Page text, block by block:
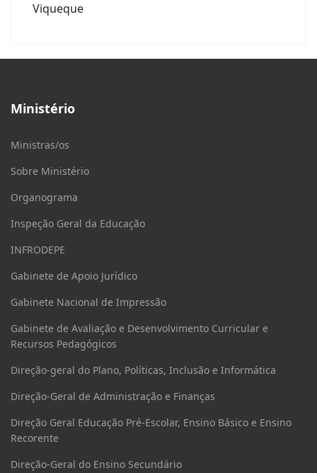
Viqueque
Ministério
Ministras/os
Sobre Ministério
Organograma
Inspeção Geral da Educação
INFRODEPE
Gabinete de Apoio Jurídico
Gabinete Nacional de Impressão
Gabinete de Avaliação e Desenvolvimento Curricular e
Recursos Pedagógicos
Direção-geral do Plano, Políticas, Inclusão e Informática
Direção-Geral de Administração e Finanças
Direção Geral Educação Pré-Escolar, Ensino Básico e Ensino
Recorente
Direção-Geral do Ensino Secundário